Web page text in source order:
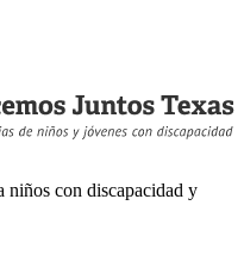
niños con discapacidad y